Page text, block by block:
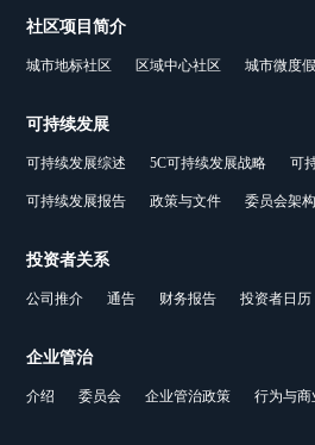
社区项目简介
城市地标社区 区域中心社区 城市微度
可持续发展
可持续发展综述 5C可持续发展战略 可
可持续发展报告 政策与文件 委员会架构
投资者关系
公司推介 通告 财务报告 投资者日历
企业管治
介绍 委员会 企业管治政策 行为与